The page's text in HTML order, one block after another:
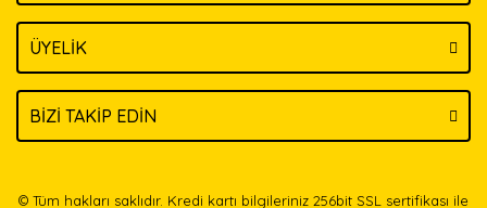
ÜYELİK
BİZİ TAKİP EDİN
© Tüm hakları saklıdır. Kredi kartı bilgileriniz 256bit SSL sertifikası ile